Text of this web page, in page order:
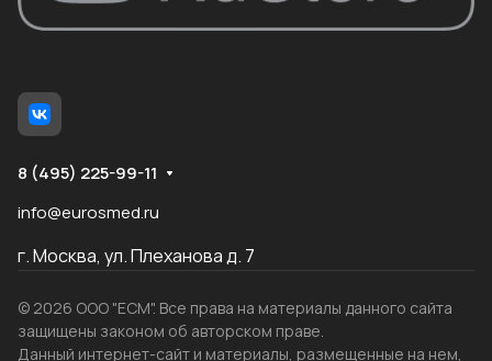
8 (495) 225-99-11
info@eurosmed.ru
г. Москва, ул. Плеханова д. 7
© 2026 ООО "ЕСМ". Все права на материалы данного сайта
защищены законом об авторском праве.
Данный интернет-сайт и материалы, размещенные на нем,